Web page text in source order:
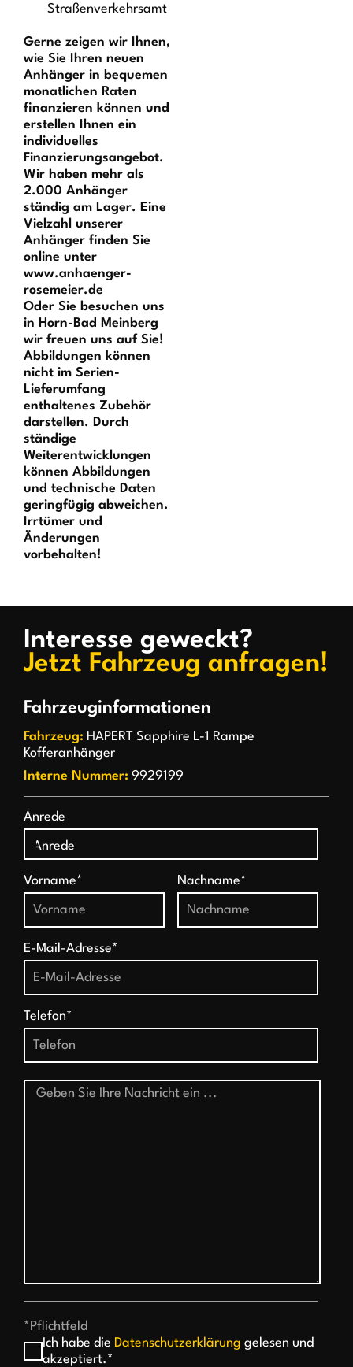
Straßenverkehrsamt
Gerne zeigen wir Ihnen,
wie Sie Ihren neuen
Anhänger in bequemen
monatlichen Raten
finanzieren können und
erstellen Ihnen ein
individuelles
Finanzierungsangebot.
Wir haben mehr als
2.000 Anhänger
ständig am Lager. Eine
Vielzahl unserer
Anhänger finden Sie
online unter
www.anhaenger-
rosemeier.de
Oder Sie besuchen uns
in Horn-Bad Meinberg 
wir freuen uns auf Sie!
Abbildungen können
nicht im Serien-
Lieferumfang
enthaltenes Zubehör
darstellen. Durch
ständige
Weiterentwicklungen
können Abbildungen
und technische Daten
geringfügig abweichen.
Irrtümer und
Änderungen
vorbehalten!
Interesse geweckt?
Jetzt Fahrzeug anfragen!
Fahrzeuginformationen
Fahrzeug: HAPERT Sapphire L-1 Rampe
Kofferanhänger
Interne Nummer: 9929199
Anrede
Vorname* Nachname*
E-Mail-Adresse*
Telefon*
*Pflichtfeld
Ich habe die Datenschutzerklärung gelesen und
akzeptiert.*